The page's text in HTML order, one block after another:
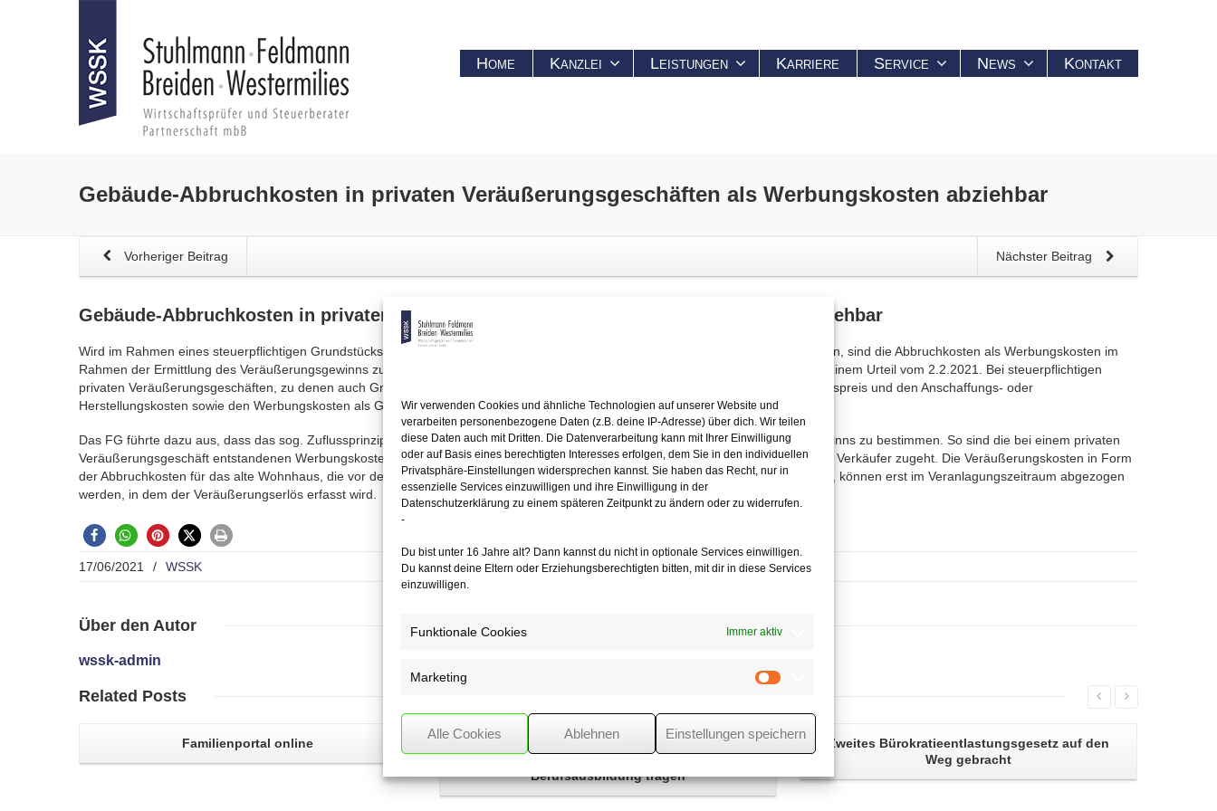
Wir verwenden Cookies und ähnliche Technologien auf unserer Website und
verarbeiten personenbezogene Daten (z.B. deine IP-Adresse) über dich. Wir teilen
diese Daten auch mit Dritten. Die Datenverarbeitung kann mit Ihrer Einwilligung
oder auf Basis eines berechtigten Interesses erfolgen, dem Sie in den individuellen
Privatsphäre-Einstellungen widersprechen kannst. Sie haben das Recht, nur in
essenzielle Services einzuwilligen und ihre Einwilligung in der
Datenschutzerklärung zu einem späteren Zeitpunkt zu ändern oder zu widerrufen.
-
Du bist unter 16 Jahre alt? Dann kannst du nicht in optionale Services einwilligen.
Du kannst deine Eltern oder Erziehungsberechtigten bitten, mit dir in diese Services
einzuwilligen.
Funktionale Cookies Immer aktiv
Marketing
Alle Cookies Ablehnen Einstellungen speichern
Home Kanzlei Leistungen Karriere Service News Kontakt
Gebäude-Abbruchkosten in privaten Veräußerungsgeschäften als Werbungskosten abziehbar
Nächster Beitrag
Vorheriger Beitrag
Gebäude-Abbruchkosten in privaten Veräußerungsgeschäften als Werbungskosten abziehbar
Wird im Rahmen eines steuerpflichtigen Grundstücksverkaufs das darauf befindliche Wohngebäude vor der Veräußerung abgerissen, sind die Abbruchkosten als Werbungskosten im
Rahmen der Ermittlung des Veräußerungsgewinns zu behandeln. Zu diesem Schluss kommt das Finanzgericht Düsseldorf (FG) in einem Urteil vom 2.2.2021. Bei steuerpflichtigen
privaten Veräußerungsgeschäften, zu denen auch Grundstücksverkäufe zählen können, gilt der Unterschied zwischen Veräußerungspreis und den Anschaffungs- oder
Herstellungskosten sowie den Werbungskosten als Gewinn oder Verlust.
Das FG führte dazu aus, dass das sog. Zuflussprinzip heranzuziehen ist, um den Zeitpunkt der Besteuerung des Veräußerungsgewinns zu bestimmen. So sind die bei einem privaten
Veräußerungsgeschäft entstandenen Werbungskosten in dem Kalenderjahr zu berücksichtigen, in dem der Veräußerungserlös dem Verkäufer zugeht. Die Veräußerungskosten in Form
der Abbruchkosten für das alte Wohnhaus, die vor dem Veranlagungszeitraum des später veräußerten Grundstücks angefallen sind, können erst im Veranlagungszeitraum abgezogen
werden, in dem der Veräußerungserlös erfasst wird.
17/06/2021 / WSSK
Über den Autor
wssk-admin
Related Posts
Familienportal online Wenn Eltern dieKranken- und
Berufsausbildungtragen
Zweites Bürokratieentlastungsgesetz auf den
Weg gebracht